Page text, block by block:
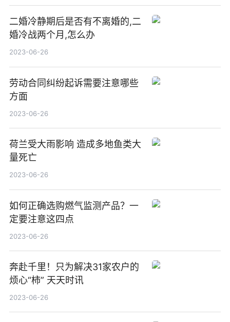
二婚冷静期后是否有不离婚的,二
婚冷战两个月,怎么办
2023-06-26
劳动合同纠纷起诉需要注意哪些
方面
2023-06-26
荷兰受大雨影响 造成多地鱼类大
量死亡
2023-06-26
如何正确选购燃气监测产品？一
定要注意这四点
2023-06-26
奔赴千里！只为解决31家农户的
烦心“柿” 天天时讯
2023-06-26